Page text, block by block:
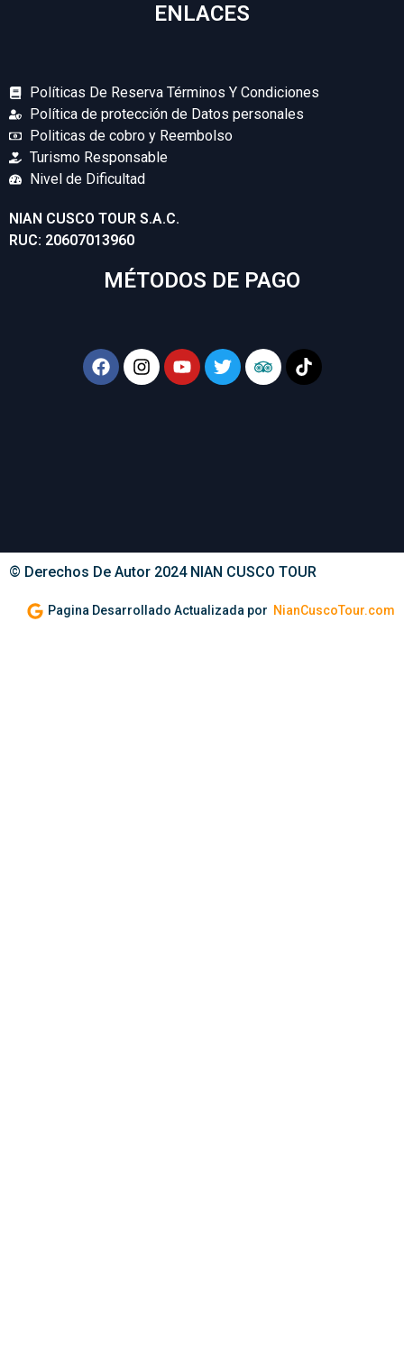
ENLACES
Políticas De Reserva Términos Y Condiciones
Política de protección de Datos personales
Politicas de cobro y Reembolso
Turismo Responsable
Nivel de Dificultad
NIAN CUSCO TOUR S.A.C.
RUC: 20607013960
MÉTODOS DE PAGO
© Derechos De Autor 2024 NIAN CUSCO TOUR
Pagina Desarrollado Actualizada por NianCuscoTour.com